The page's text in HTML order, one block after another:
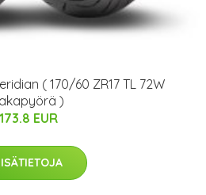
( 170/60 ZR17 TL 72W
)
173.8 EUR